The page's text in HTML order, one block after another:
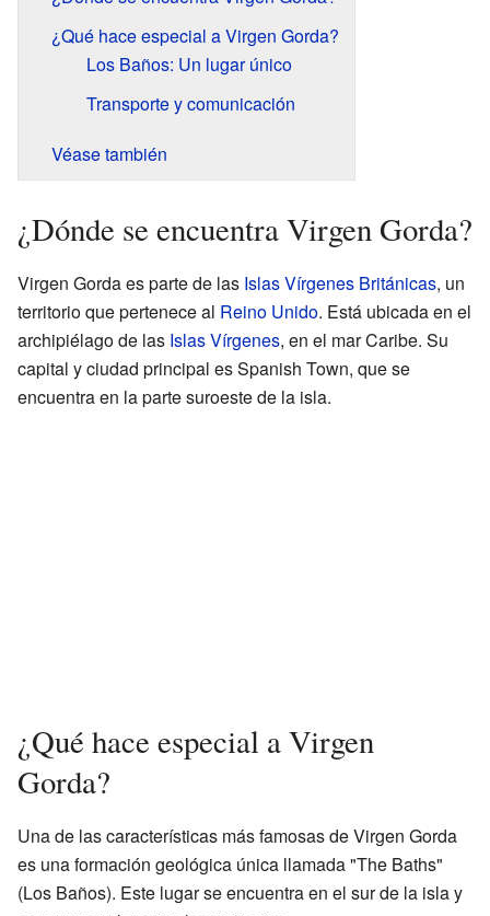
¿Qué hace especial a Virgen Gorda?
Los Baños: Un lugar único
Transporte y comunicación
Véase también
¿Dónde se encuentra Virgen Gorda?
Virgen Gorda es parte de las Islas Vírgenes Británicas, un
territorio que pertenece al Reino Unido. Está ubicada en el
archipiélago de las Islas Vírgenes, en el mar Caribe. Su
capital y ciudad principal es Spanish Town, que se
encuentra en la parte suroeste de la isla.
¿Qué hace especial a Virgen
Gorda?
Una de las características más famosas de Virgen Gorda
es una formación geológica única llamada "The Baths"
(Los Baños). Este lugar se encuentra en el sur de la isla y